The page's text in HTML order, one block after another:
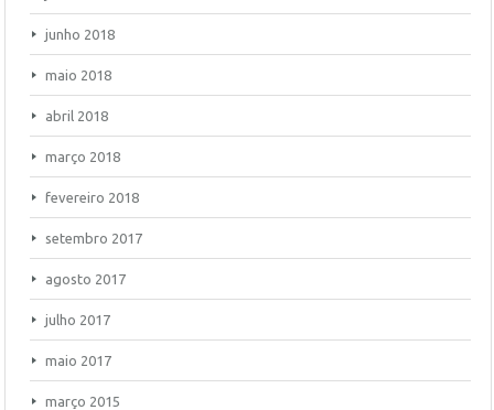
junho 2018
maio 2018
abril 2018
março 2018
fevereiro 2018
setembro 2017
agosto 2017
julho 2017
maio 2017
março 2015